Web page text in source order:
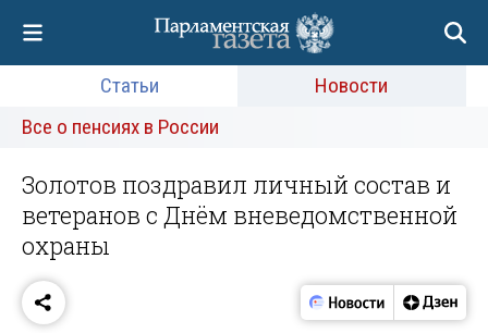
Статьи
Новости
Все о пенсиях в России
Золотов поздравил личный состав и
ветеранов с Днём вневедомственной
охраны